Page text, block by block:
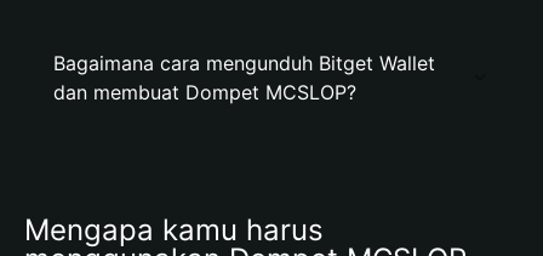
Bagaimana cara mengunduh Bitget Wallet
dan membuat Dompet MCSLOP?
Mengapa kamu harus